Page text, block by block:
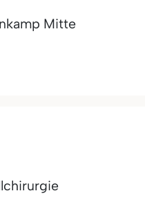
Mitte